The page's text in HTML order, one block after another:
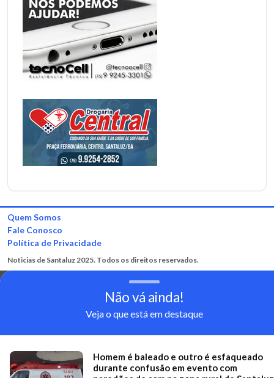
Quem Somos
Fale Conosco
Política de Privacidade
Noticias de Santaluz 2025. Todos os direitos reservados.
Não vá ainda!
Veja o que está em destaque
Homem é baleado e outro é esfaqueado
durante confusão em evento com